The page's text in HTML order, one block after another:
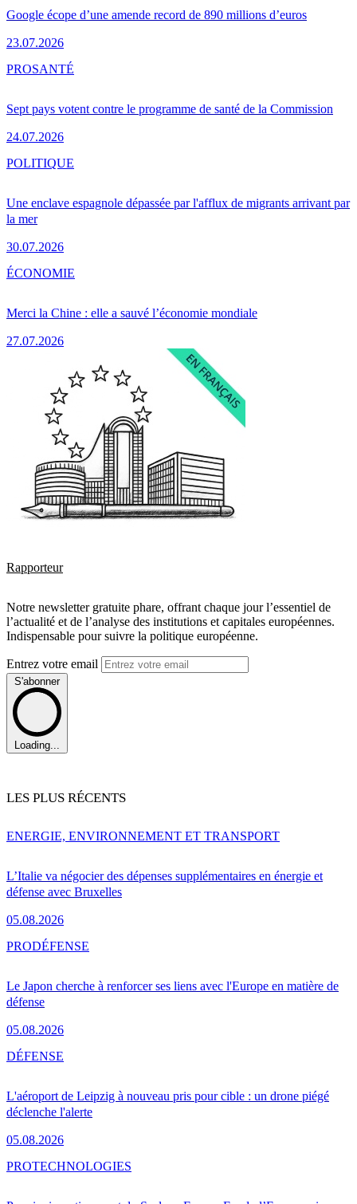
Google écope d’une amende record de 890 millions d’euros
23.07.2026
Sept pays votent contre le programme de santé de la Commission
24.07.2026
PROSANTÉ
Une enclave espagnole dépassée par l'afflux de migrants arrivant par
la mer
30.07.2026
POLITIQUE
Merci la Chine : elle a sauvé l’économie mondiale
27.07.2026
ÉCONOMIE
Rapporteur
Notre newsletter gratuite phare, offrant chaque jour l’essentiel de
l’actualité et de l’analyse des institutions et capitales européennes.
Indispensable pour suivre la politique européenne.
Entrez votre email
S'abonner
Loading...
LES PLUS RÉCENTS
L’Italie va négocier des dépenses supplémentaires en énergie et
défense avec Bruxelles
05.08.2026
ENERGIE, ENVIRONNEMENT ET TRANSPORT
Le Japon cherche à renforcer ses liens avec l'Europe en matière de
défense
05.08.2026
PRODÉFENSE
L'aéroport de Leipzig à nouveau pris pour cible : un drone piégé
déclenche l'alerte
05.08.2026
DÉFENSE
PROTECHNOLOGIES